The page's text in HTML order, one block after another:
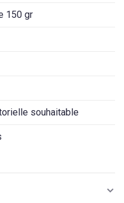
150 gr
souhaitable